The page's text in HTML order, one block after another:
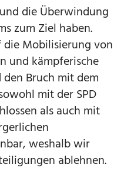
die Überwindung
zum Ziel haben.
die Mobilisierung von
und kämpferische
Bruch mit dem
mit der SPD
als auch mit
weshalb wir
ablehnen.